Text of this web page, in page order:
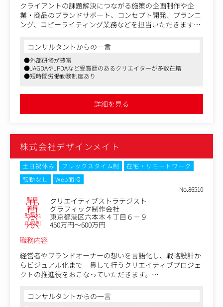
クライアントの課題解決につながる施策の企画制作や企
業・商品のブランドサポート、コンセプト開発、プランニ
ング、コピーライティング業務などを担当いただきます。
●クライアント●
食品、コスメ、美容、文具、雑貨、通販、アパレル、モビ
リティなど、幅広い業種のメーカーとの直取引が多く、商
品の立ち上げから携わるブランドサポートも行っていま
す。
また、学校案内や会社案内、各種販促ツール、企業・商
品・プロモーションWEBサイトなどのディレクション、コ
https://www.sundesign.co.jp/works/branding-works-2
●業務領域●
オリエンテーションから参加し、クライアントの抱える課
ディレクターとして窓口対応や進行管理を行いつつ、社内
のADやデザイナーと共に施策の企画やコンセプトメイクを
実施。
でご担当頂きます。
実績例1：ペット用品メーカーの新ブランド立ち上げにお
いて、ネーミングからブランドストーリーの構築、コンセ
プトの言語化までを一貫して担当。ブランドブックやパッ
した。
コンサルタントからの一言
●外部研修が豊富
●JAGDAやJPDAなど受賞歴のあるクリエイターが多数在籍
●短時間労働勤務制度あり
詳細を見る
株式会社デザインメイト
土日祝休み フレックスタイム制
在宅・リモートワーク
転勤なし
Web面接
No.86510
職種 クリエイティブストラテジスト
業種 グラフィック制作会社
勤務地 東京都港区六本木４丁目６－９
年収例
450万円～600万円
職務内容
経営者やブランドオーナーの想いを言語化し、戦略設計か
らビジュアル化まで一貫して行うクリエイティブプロジェ
クトの推進役をおこなっていただきます。
■主な業務内容
●経営者・ブランドオーナーへのヒアリングと課題抽出
コンサルタントからの一言